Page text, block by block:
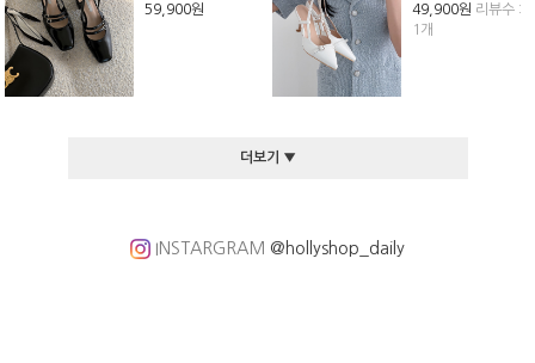
59,900원
49,900원 리뷰수 :
1개
더보기 ▼
INSTARGRAM @hollyshop_daily